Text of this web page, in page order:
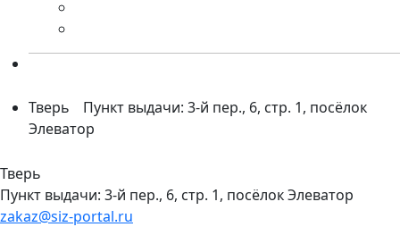
Тверь
Пункт выдачи: 3-й пер., 6, стр. 1, посёлок
Элеватор
Тверь
Пункт выдачи: 3-й пер., 6, стр. 1, посёлок Элеватор
zakaz@siz-portal.ru